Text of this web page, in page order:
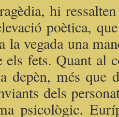
hi
poètica,
la vegada una
els fets. Quant al
depèn, més que
dels
psicològic.